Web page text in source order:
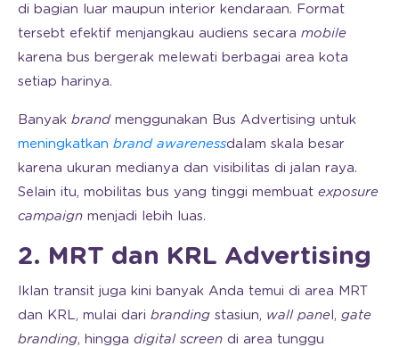
di bagian luar maupun interior kendaraan. Format
tersebt efektif menjangkau audiens secara mobile
karena bus bergerak melewati berbagai area kota
setiap harinya.
Banyak brand menggunakan Bus Advertising untuk
meningkatkan brand awarenessdalam skala besar
karena ukuran medianya dan visibilitas di jalan raya.
Selain itu, mobilitas bus yang tinggi membuat exposure
campaign menjadi lebih luas.
2. MRT dan KRL Advertising
Iklan transit juga kini banyak Anda temui di area MRT
dan KRL, mulai dari branding stasiun, wall pane l, gate
branding, hingga digital screen di area tunggu